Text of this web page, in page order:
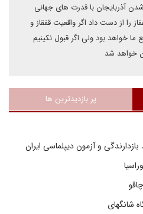
آذربایجان با قدرت های جهانی
را از دست داد اگر واقعیت قفقاز و
ما خواهد بود ولی اگر قبول نکینیم
خواهد شد
پر بازدیدترین ها
و آزمون دیپلماسی ایران
شانگهای